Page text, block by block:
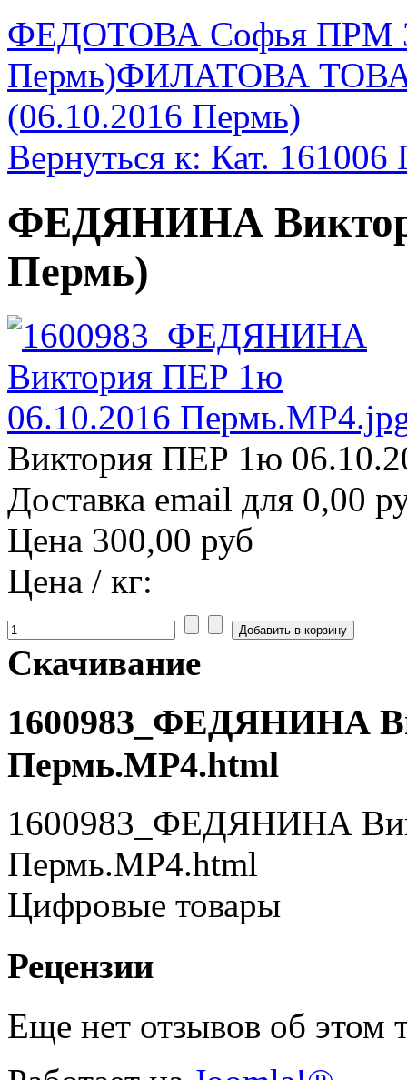
ФЕДОТОВА Софья ПРМ
Пермь)ФИЛАТОВА
(06.10.2016 Пермь)
Вернуться к: Кат.
ФЕДЯНИНА
Пермь)
Виктория ПЕР 1ю
Доставка email для 0,00
Цена 300,00 руб
Цена / кг:
Скачивание
1600983_ФЕДЯНИНА
Пермь.MP4.html
1600983_ФЕДЯНИНА
Пермь.MP4.html
Цифровые товары
Рецензии
Еще нет отзывов об этом